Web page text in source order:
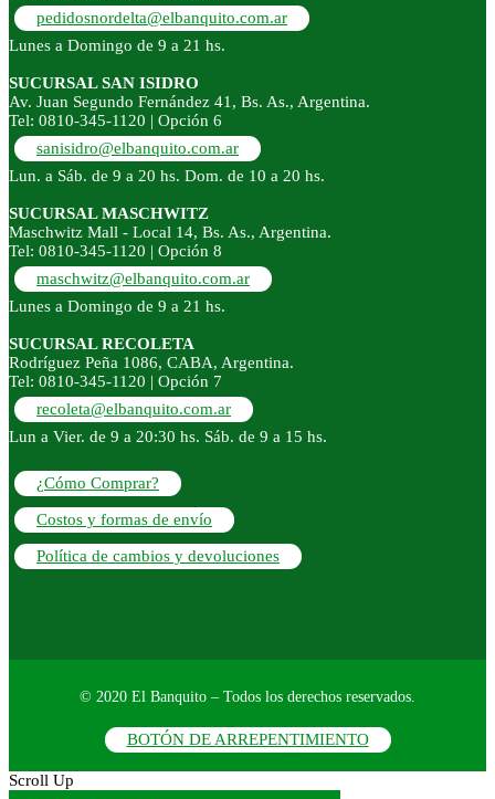
pedidosnordelta@elbanquito.com.ar
Lunes a Domingo de 9 a 21 hs.
SUCURSAL SAN ISIDRO
Av. Juan Segundo Fernández 41, Bs. As., Argentina.
Tel: 0810-345-1120 | Opción 6
sanisidro@elbanquito.com.ar
Lun. a Sáb. de 9 a 20 hs. Dom. de 10 a 20 hs.
SUCURSAL MASCHWITZ
Maschwitz Mall - Local 14, Bs. As., Argentina.
Tel: 0810-345-1120 | Opción 8
maschwitz@elbanquito.com.ar
Lunes a Domingo de 9 a 21 hs.
SUCURSAL RECOLETA
Rodríguez Peña 1086, CABA, Argentina.
Tel: 0810-345-1120 | Opción 7
recoleta@elbanquito.com.ar
Lun a Vier. de 9 a 20:30 hs. Sáb. de 9 a 15 hs.
¿Cómo Comprar?
Costos y formas de envío
Política de cambios y devoluciones
© 2020 El Banquito – Todos los derechos reservados.
BOTÓN DE ARREPENTIMIENTO
Scroll Up